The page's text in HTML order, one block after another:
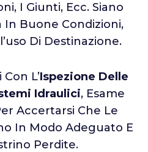
I Giunti, Ecc. Siano
In Buone Condizioni,
Di Destinazione.
L’Ispezione Delle
Idraulici, Esame
Accertarsi Che Le
In Modo Adeguato E
Perdite.